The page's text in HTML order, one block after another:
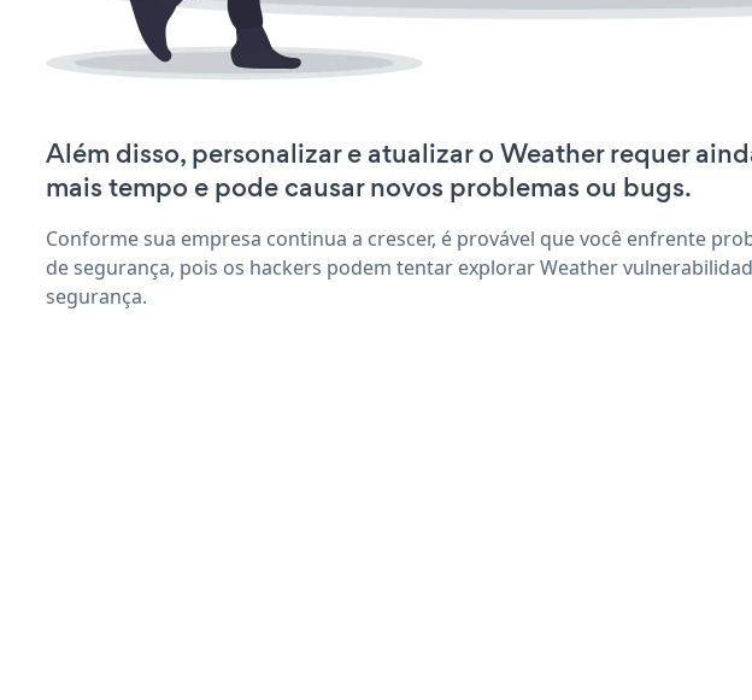
Além disso, personalizar e atualizar o Weather requer
mais tempo e pode causar novos problemas ou bugs.
Conforme sua empresa continua a crescer, é provável que você enfrente
de segurança, pois os hackers podem tentar explorar Weather
segurança.